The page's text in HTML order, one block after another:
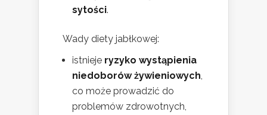
sytości.
Wady diety jabłkowej:
istnieje ryzyko wystąpienia
niedoborów żywieniowych,
co może prowadzić do
problemów zdrowotnych,